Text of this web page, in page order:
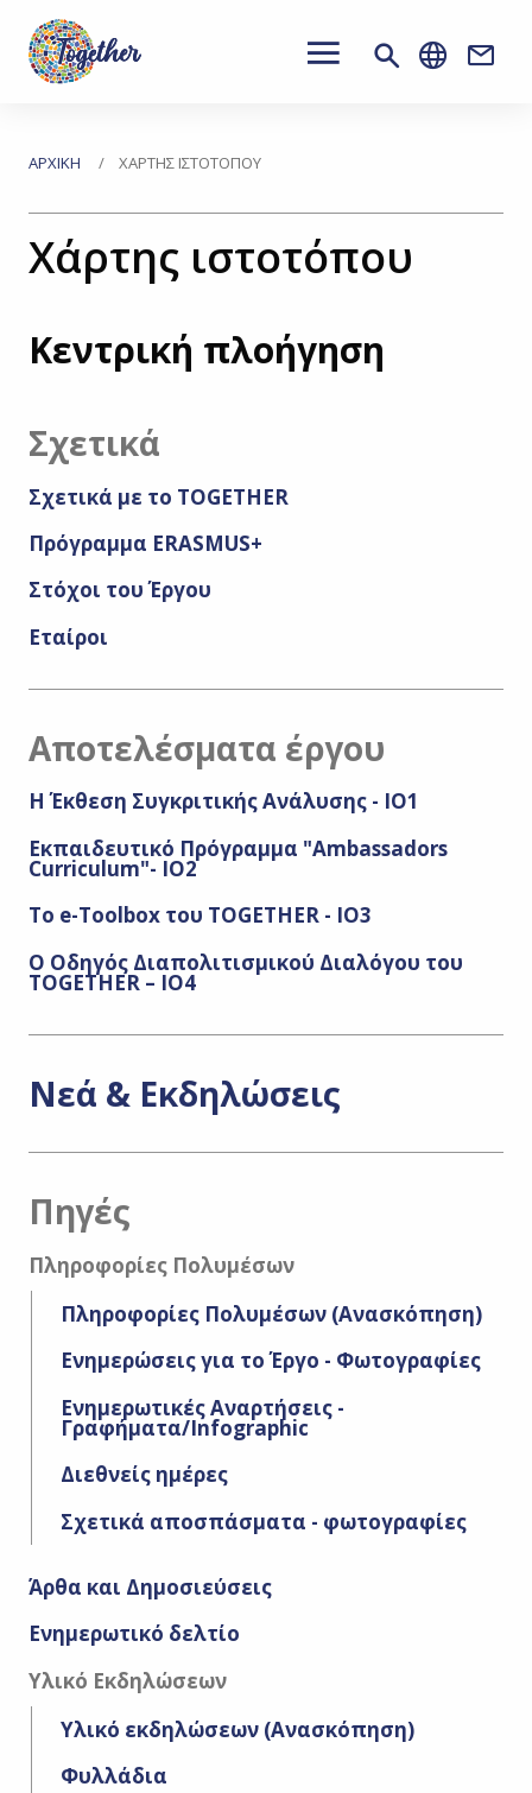
στο
περιεχόμενο
navigation
Βρίσκεστε
εδώ
ΑΡΧΙΚΉ ΧΆΡΤΗΣ ΙΣΤΟΤΌΠΟΥ
Χάρτης ιστοτόπου
Κεντρική πλοήγηση
Σχετικά
Σχετικά με το TOGETHER
Πρόγραμμα ERASMUS+
Στόχοι του Έργου
Εταίροι
Αποτελέσματα έργου
H Έκθεση Συγκριτικής Ανάλυσης - ΙΟ1
Εκπαιδευτικό Πρόγραμμα "Ambassadors
Curriculum"- ΙΟ2
To e-Toolbox του TOGETHER - IO3
O Οδηγός Διαπολιτισμικού Διαλόγου του
TOGETHER – IO4
Νεά & Εκδηλώσεις
Πηγές
Πληροφορίες Πολυμέσων
Πληροφορίες Πολυμέσων (Ανασκόπηση)
Ενημερώσεις για το Έργο - Φωτογραφίες
Ενημερωτικές Αναρτήσεις -
Γραφήματα/Infographic
Διεθνείς ημέρες
Σχετικά αποσπάσματα - φωτογραφίες
Άρθα και Δημοσιεύσεις
Eνημερωτικό δελτίο
Υλικό Εκδηλώσεων
Υλικό εκδηλώσεων (Ανασκόπηση)
Φυλλάδια